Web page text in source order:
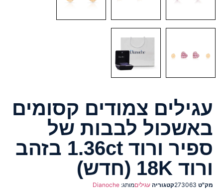
עגילים צמודים קסומים
באשכול לבבות של
ספיר ורוד 1.36ct בזהב
ורוד 18K (חדש)
מק"ט 273063קטגוריה עגיליםמותג: Dianoche